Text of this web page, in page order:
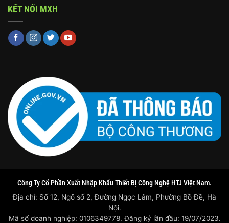
KẾT NỐI MXH
Công Ty Cổ Phần Xuất Nhập Khẩu Thiết Bị Công Nghệ HTJ Việt Nam.
Địa chỉ: Số 12, Ngõ số 2, Đường Ngọc Lâm, Phường Bồ Đề, Hà
Nội.
Mã số doanh nghiệp: 0106349778. Đăng ký lần đầu: 19/07/2023.